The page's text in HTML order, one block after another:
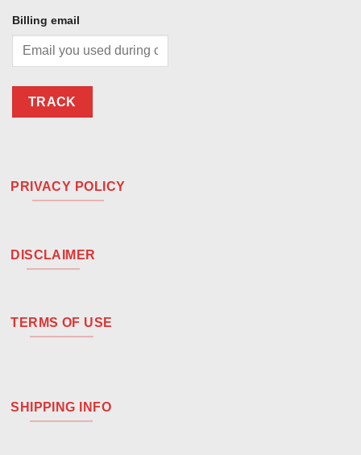
Billing email
TRACK
PRIVACY POLICY
DISCLAIMER
TERMS OF USE
SHIPPING INFO